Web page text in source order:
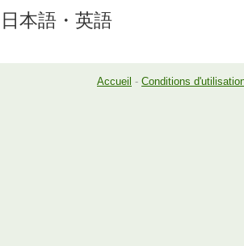
日本語・英語
Accueil - Conditions